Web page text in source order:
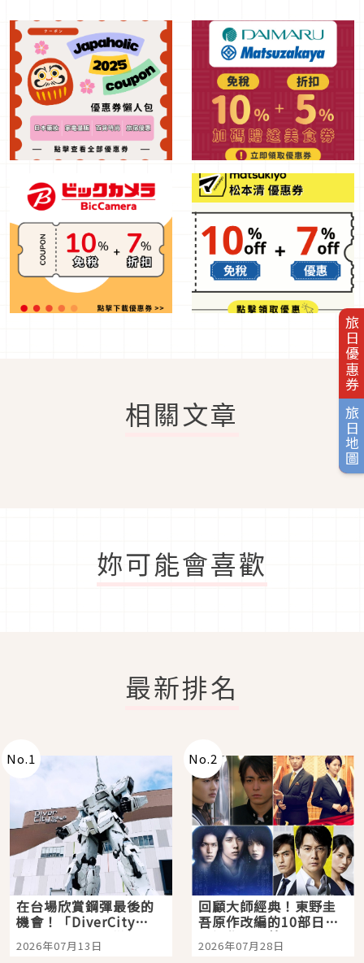
旅日優惠券
旅日地圖
相關文章
妳可能會喜歡
最新排名
No.1
在台場欣賞鋼彈最後的
機會！「DiverCity
Tokyo Plaza」搭船、
購物、美食及夜景，一
2026年07月13日
No.2
回顧大師經典！東野圭
吾原作改編的10部日本
影視作品推薦
2026年07月28日